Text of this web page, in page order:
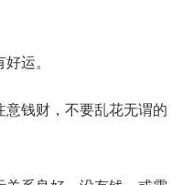
运。
钱财，不要乱花无谓的